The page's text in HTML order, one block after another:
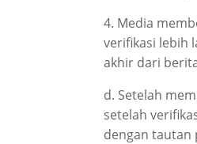
4. Media
verifikasi lebih
akhir dari
d. Setelah
setelah
dengan tautan